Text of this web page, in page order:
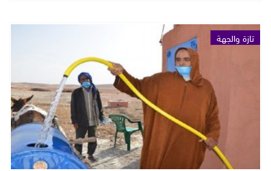
تازة والجهة